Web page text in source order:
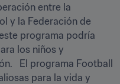
entre la
y la Federación de
programa podría
los niños y
El programa Football
para la vida y